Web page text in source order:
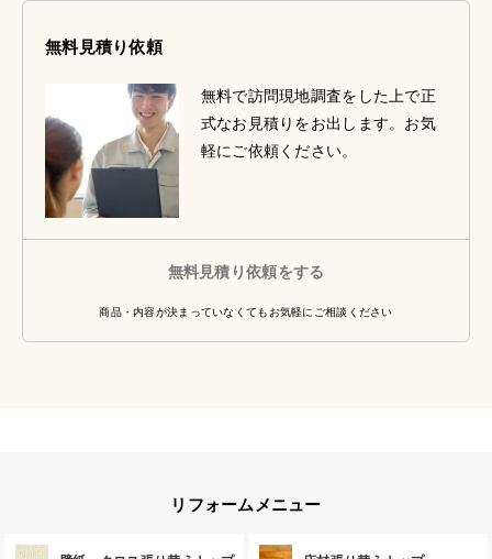
無料見積り依頼
無料で訪問現地調査をした上で正
式なお見積りをお出します。お気
軽にご依頼ください。
無料見積り依頼をする
商品・内容が決まっていなくてもお気軽にご相談ください
リフォームメニュー